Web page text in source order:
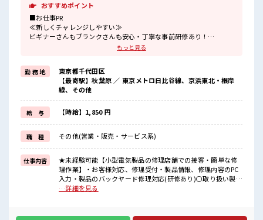
おすすめポイント
■お仕事PR
≪新しくチャレンジしやすい≫
ビギナーさんもブランクさんも安心・丁寧な事前研修あり！
残業はほとんどナシ！
≪未経験OKの仕事≫
新しいことにチャレンジするのは不安だけど、
しっかり働く環境が整っています！
イチからスキルUP・ステップUP目指していきましょう！
≪自分に向いている仕事が探せる≫
困った事などがあれば、
担当がしっかりサポートします！
■職場の雰囲気
少人数の職場だから一緒に働く仲間との距離もグッと近い！
休憩室で自分タイム！
のんびりスマホチェック♪
高収入もバッチリ目指せますよ！
もっと見る
勤 務 地
東京都千代田区
【最寄駅】秋葉原 ／ 東京メトロ日比谷線、京浜東北・根岸
線、その他
給 与 【時給】1,850 円
職 種 その他(営業・販売・サービス系)
仕事内容
★未経験可能【小型電気製品の修理店舗での接客・簡単な修
理作業】・お客様対応、修理受付・製品情報、修理内容のPC
入力・製品のバックヤード修理対応(研修あり)〇取り扱い製品
⇒スマートフォン、スマートウォッチ、イヤホン、時計等○バ
だきます。 ■お仕事PR ≪新しくチャレンジしやすい≫ ビギナ
…詳細を見る